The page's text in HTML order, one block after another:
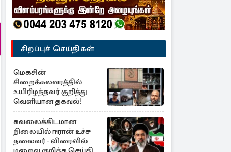
சிறப்புச் செய்திகள்
மெகசின்
சிறைக்கலவரத்தில்
உயிரிழந்தவர் குறித்து
வெளியான தகவல்!
கவலைக்கிடமான
நிலையில் ஈரான் உச்ச
தலைவர் - விரைவில்